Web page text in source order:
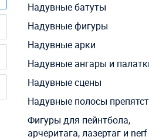
Надувные батуты
Надувные фигуры
Надувные арки
Надувные ангары и
Надувные сцены
Надувные полосы
Фигуры для пейнтбола,
арчеритага, лазертаг и nerf